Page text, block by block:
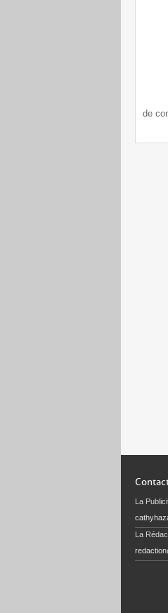
de
La
La